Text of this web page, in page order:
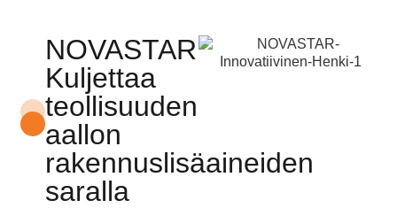
NOVASTAR
Kuljettaa
teollisuuden
aallon
rakennuslisäaineiden
saralla